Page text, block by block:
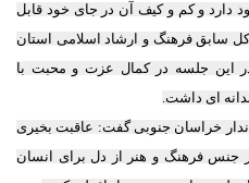
دارد و کم و کیف آن در جای خود قابل
سابق فرهنگ و ارشاد اسلامی استان
در این جلسه در کمال عزت و محبت با
ای داشت.
خراسان جنوبی گفت: عاقبت بخیری
جنس فرهنگ و هنر از دل برای انسان